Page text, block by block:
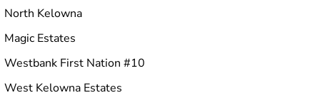
North Kelowna
Magic Estates
Westbank First Nation #10
West Kelowna Estates